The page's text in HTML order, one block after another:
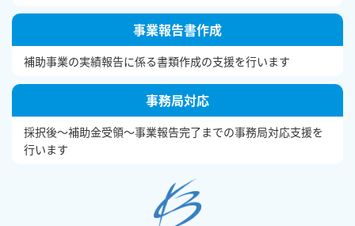
事業報告書作成
補助事業の実績報告に係る書類作成の支援を行います
事務局対応
採択後〜補助金受領〜事業報告完了までの事務局対応支援を
行います